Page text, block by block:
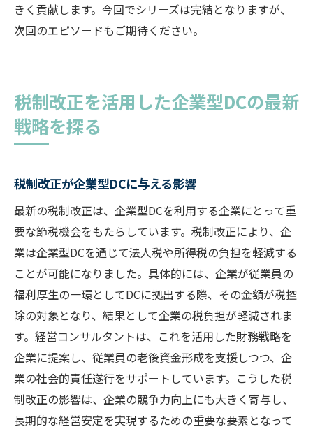
きく貢献します。今回でシリーズは完結となりますが、
次回のエピソードもご期待ください。
税制改正を活用した企業型DCの最新
戦略を探る
税制改正が企業型DCに与える影響
最新の税制改正は、企業型DCを利用する企業にとって重
要な節税機会をもたらしています。税制改正により、企
業は企業型DCを通じて法人税や所得税の負担を軽減する
ことが可能になりました。具体的には、企業が従業員の
福利厚生の一環としてDCに拠出する際、その金額が税控
除の対象となり、結果として企業の税負担が軽減されま
す。経営コンサルタントは、これを活用した財務戦略を
企業に提案し、従業員の老後資金形成を支援しつつ、企
業の社会的責任遂行をサポートしています。こうした税
制改正の影響は、企業の競争力向上にも大きく寄与し、
長期的な経営安定を実現するための重要な要素となって